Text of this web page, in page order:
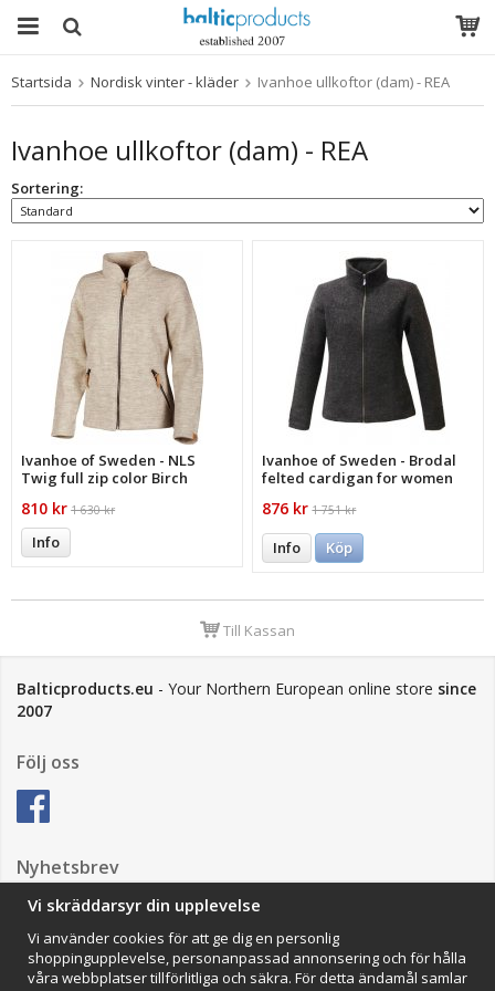
Startsida Nordisk vinter - kläder Ivanhoe ullkoftor (dam) - REA
Ivanhoe ullkoftor (dam) - REA
Sortering:
Ivanhoe of Sweden - NLS
Twig full zip color Birch
810 kr 1 630 kr
Info
Ivanhoe of Sweden - Brodal
felted cardigan for women
876 kr 1 751 kr
Info Köp
Till Kassan
Balticproducts.eu - Your Northern European online store since
2007
Följ oss
Nyhetsbrev
Vi skräddarsyr din upplevelse
Vi använder cookies för att ge dig en personlig
shoppingupplevelse, personanpassad annonsering och för hålla
våra webbplatser tillförlitliga och säkra. För detta ändamål samlar